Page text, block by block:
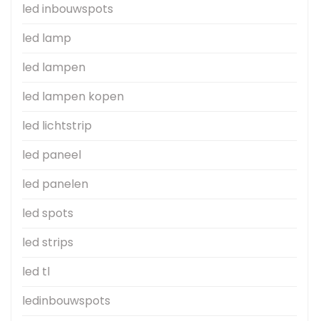
led inbouwspots
led lamp
led lampen
led lampen kopen
led lichtstrip
led paneel
led panelen
led spots
led strips
led tl
ledinbouwspots